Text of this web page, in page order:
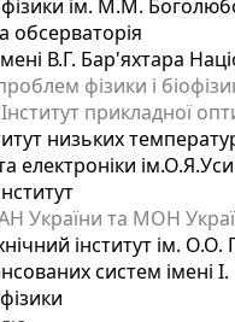
ім. М.М.
обсерваторія
В.Г. Бар'яхтара
фізики і
прикладної
низьких
електроніки
України та МОН
інститут ім. О.О.
систем імені